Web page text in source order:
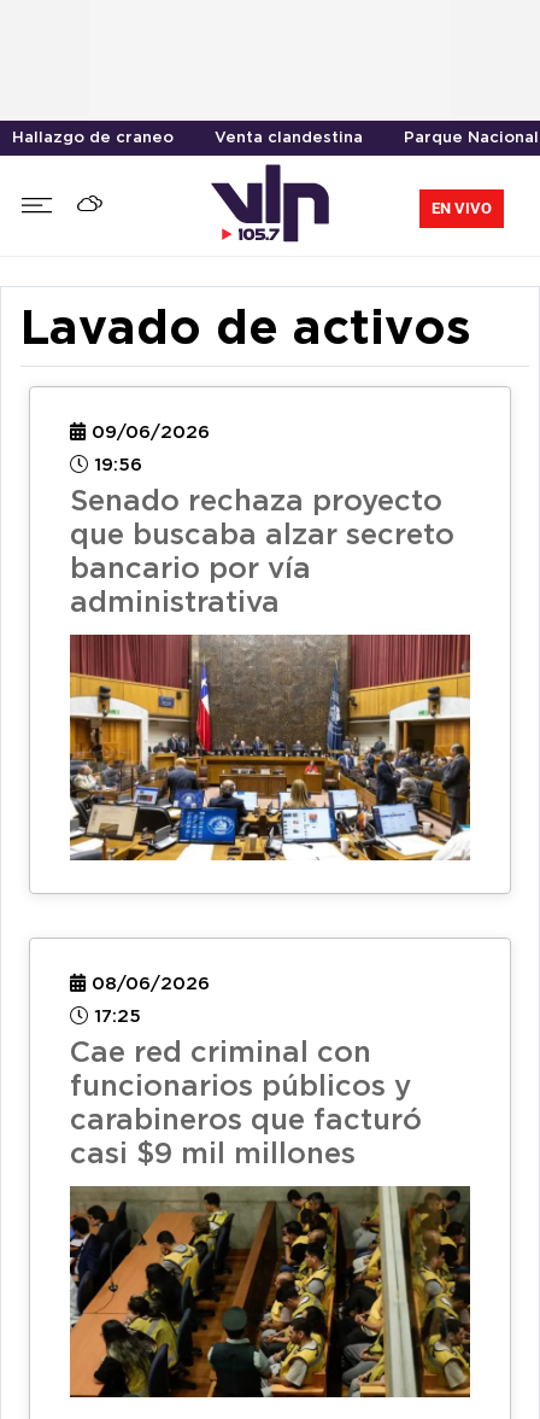
Hallazgo de craneo Venta clandestina Parque
EN VIVO
Lavado de activos
09/06/2026
19:56
Senado rechaza proyecto
que buscaba alzar secreto
bancario por vía
administrativa
08/06/2026
17:25
Cae red criminal con
funcionarios públicos y
carabineros que facturó
casi $9 mil millones